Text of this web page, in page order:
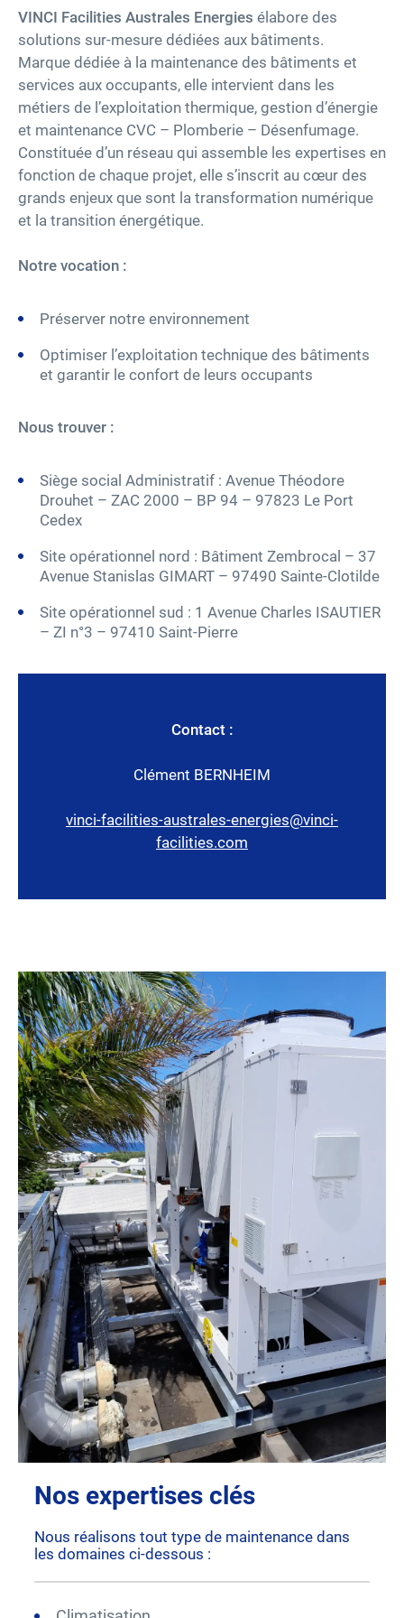
Carrières
Accessibilité
twitterlinkedinyoutubefacebook
VINCI Facilities Australes Energies élabore des
solutions sur-mesure dédiées aux bâtiments.
Marque dédiée à la maintenance des bâtiments et
services aux occupants, elle intervient dans les
métiers de l’exploitation thermique, gestion d’énergie
et maintenance CVC – Plomberie – Désenfumage.
Constituée d’un réseau qui assemble les expertises en
fonction de chaque projet, elle s’inscrit au cœur des
grands enjeux que sont la transformation numérique
et la transition énergétique.
Notre vocation :
Préserver notre environnement
Optimiser l’exploitation technique des bâtiments
et garantir le confort de leurs occupants
Nous trouver :
Siège social Administratif : Avenue Théodore
Drouhet – ZAC 2000 – BP 94 – 97823 Le Port
Cedex
Site opérationnel nord : Bâtiment Zembrocal – 37
Avenue Stanislas GIMART – 97490 Sainte-Clotilde
Site opérationnel sud : 1 Avenue Charles ISAUTIER
– ZI n°3 – 97410 Saint-Pierre
Contact :
Clément BERNHEIM
vinci-facilities-australes-energies@vinci-
facilities.com
Nos expertises clés
Nous réalisons tout type de maintenance dans
les domaines ci-dessous :